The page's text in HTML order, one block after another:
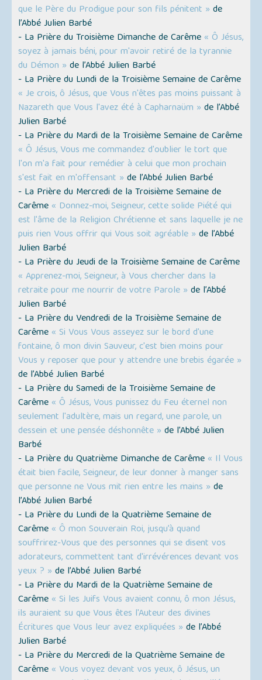
que le Père du Prodigue pour son fils pénitent » de
l’Abbé Julien Barbé
- La Prière du Troisième Dimanche de Carême « Ô Jésus,
soyez à jamais béni, pour m'avoir retiré de la tyrannie
du Démon » de l’Abbé Julien Barbé
- La Prière du Lundi de la Troisième Semaine de Carême
« Je crois, ô Jésus, que Vous n'êtes pas moins puissant à
Nazareth que Vous l'avez été à Capharnaüm » de l’Abbé
Julien Barbé
- La Prière du Mardi de la Troisième Semaine de Carême
« Ô Jésus, Vous me commandez d'oublier le tort que
l'on m'a fait pour remédier à celui que mon prochain
s'est fait en m'offensant » de l’Abbé Julien Barbé
- La Prière du Mercredi de la Troisième Semaine de
Carême « Donnez-moi, Seigneur, cette solide Piété qui
est l'âme de la Religion Chrétienne et sans laquelle je ne
puis rien Vous offrir qui Vous soit agréable » de l’Abbé
Julien Barbé
- La Prière du Jeudi de la Troisième Semaine de Carême
« Apprenez-moi, Seigneur, à Vous chercher dans la
retraite pour me nourrir de votre Parole » de l’Abbé
Julien Barbé
- La Prière du Vendredi de la Troisième Semaine de
Carême « Si Vous Vous asseyez sur le bord d'une
fontaine, ô mon divin Sauveur, c'est bien moins pour
Vous y reposer que pour y attendre une brebis égarée »
de l’Abbé Julien Barbé
- La Prière du Samedi de la Troisième Semaine de
Carême « Ô Jésus, Vous punissez du Feu éternel non
seulement l'adultère, mais un regard, une parole, un
dessein et une pensée déshonnête » de l’Abbé Julien
Barbé
- La Prière du Quatrième Dimanche de Carême « Il Vous
était bien facile, Seigneur, de leur donner à manger sans
que personne ne Vous mit rien entre les mains » de
l’Abbé Julien Barbé
- La Prière du Lundi de la Quatrième Semaine de
Carême « Ô mon Souverain Roi, jusqu’à quand
souffrirez-Vous que des personnes qui se disent vos
adorateurs, commettent tant d'irrévérences devant vos
yeux ? » de l’Abbé Julien Barbé
- La Prière du Mardi de la Quatrième Semaine de
Carême « Si les Juifs Vous avaient connu, ô mon Jésus,
ils auraient su que Vous êtes l'Auteur des divines
Écritures que Vous leur avez expliquées » de l’Abbé
Julien Barbé
- La Prière du Mercredi de la Quatrième Semaine de
Carême « Vous voyez devant vos yeux, ô Jésus, un